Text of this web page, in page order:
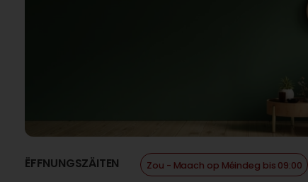
ËFFNUNGSZÄITEN Zou - Maach op Méindeg bis 09:00